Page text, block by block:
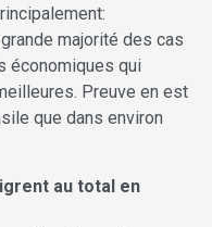
majorité des cas
économiques qui
Preuve en est
que dans environ
au total en